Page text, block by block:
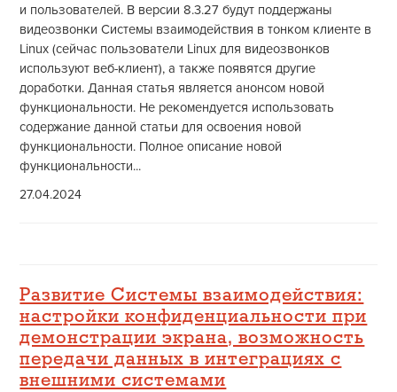
и пользователей. В версии 8.3.27 будут поддержаны
видеозвонки Системы взаимодействия в тонком клиенте в
Linux (сейчас пользователи Linux для видеозвонков
используют веб-клиент), а также появятся другие
доработки. Данная статья является анонсом новой
функциональности. Не рекомендуется использовать
содержание данной статьи для освоения новой
функциональности. Полное описание новой
функциональности...
27.04.2024
Развитие Системы взаимодействия:
настройки конфиденциальности при
демонстрации экрана, возможность
передачи данных в интеграциях с
внешними системами